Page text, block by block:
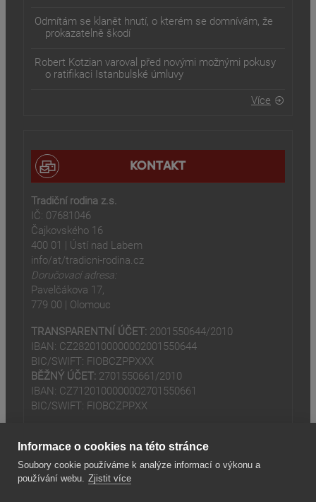
Odmítám se klanět hnutí, o kterém se domnívám, že
prokazatelně škodí
Robert Kotzian varoval před novými možnými pokusy
o ratifikaci Istanbulské úmluvy
Více
KONTAKT
Tradiční rodina z.s.
IČ: 07681046
Čajkovského 16
400 01 | Ústí nad Labem
info/at/tradicni-rodina.cz
Doručovací adresa:
Pavelčákova 17,
779 00 | Olomouc
TRANSPARENTNÍ ÚČET: 2001550644/2010
IBAN: CZ2820100000002001550644
BIC/SWIFT: FIOBCZPPXXX
BĚŽNÝ ÚČET: 2701550661/2010
IBAN: CZ7120100000002701550661
BIC/SWIFT: FIOBCZPPXX
Informace o cookies na této stránce
Soubory cookie používáme k analýze informací o výkonu a
používání webu. Zjistit více